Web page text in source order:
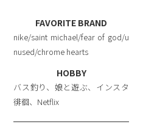
FAVORITE BRAND
nike/saint michael/fear of god/u
nused/chrome hearts
HOBBY
バス釣り、娘と遊ぶ、インスタ
徘徊、Netflix